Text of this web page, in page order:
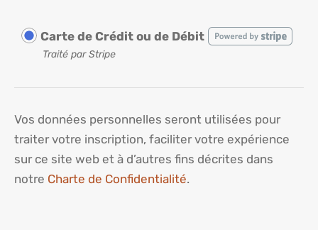
Carte de Crédit ou de Débit
Traité par Stripe
Vos données personnelles seront utilisées pour
traiter votre inscription, faciliter votre expérience
sur ce site web et à d’autres fins décrites dans
notre Charte de Confidentialité.